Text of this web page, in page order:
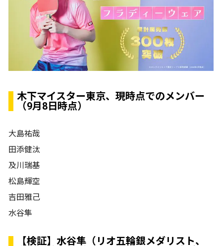
木下マイスター東京、現時点でのメンバー
（9月8日時点）
大島祐哉
田添健汰
及川瑞基
松島輝空
吉田雅己
水谷隼
【検証】水谷隼（リオ五輪銀メダリスト、